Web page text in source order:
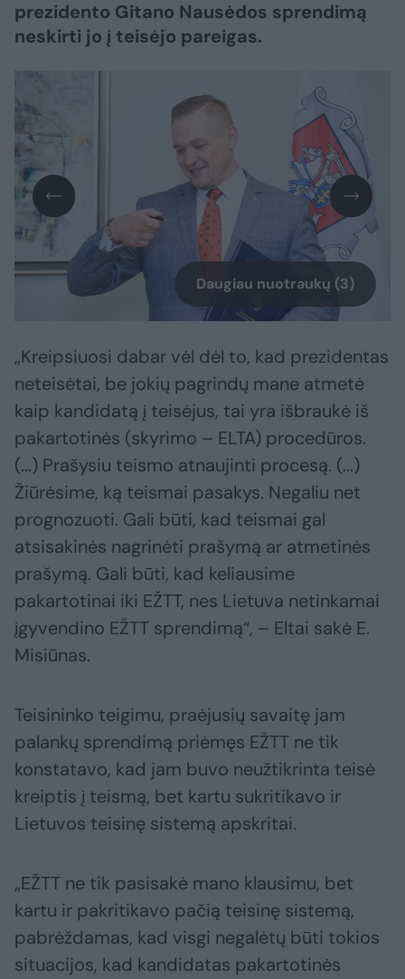
prezidento Gitano Nausėdos sprendimą
neskirti jo į teisėjo pareigas.
Daugiau nuotraukų (3)
„Kreipsiuosi dabar vėl dėl to, kad prezidentas
neteisėtai, be jokių pagrindų mane atmetė
kaip kandidatą į teisėjus, tai yra išbraukė iš
pakartotinės (skyrimo – ELTA) procedūros.
(...) Prašysiu teismo atnaujinti procesą. (...)
Žiūrėsime, ką teismai pasakys. Negaliu net
prognozuoti. Gali būti, kad teismai gal
atsisakinės nagrinėti prašymą ar atmetinės
prašymą. Gali būti, kad keliausime
pakartotinai iki EŽTT, nes Lietuva netinkamai
įgyvendino EŽTT sprendimą“, – Eltai sakė E.
Misiūnas.
Teisininko teigimu, praėjusių savaitę jam
palankų sprendimą priėmęs EŽTT ne tik
konstatavo, kad jam buvo neužtikrinta teisė
kreiptis į teismą, bet kartu sukritikavo ir
Lietuvos teisinę sistemą apskritai.
„EŽTT ne tik pasisakė mano klausimu, bet
kartu ir pakritikavo pačią teisinę sistemą,
pabrėždamas, kad visgi negalėtų būti tokios
situacijos, kad kandidatas pakartotinės